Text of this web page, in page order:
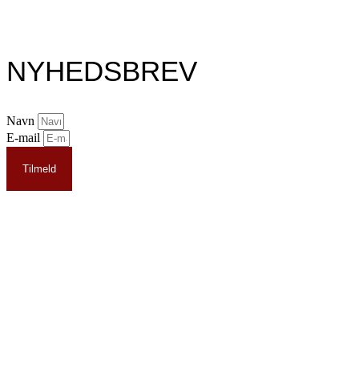
NYHEDSBREV
Navn
E-mail
Tilmeld